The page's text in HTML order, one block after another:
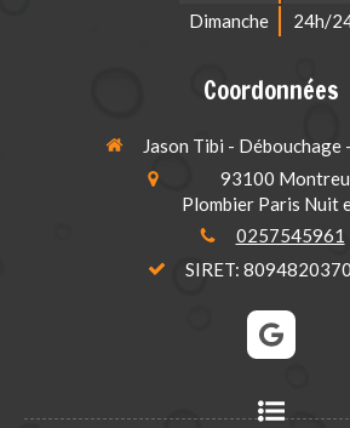
Dimanche
24h/
Coordonnées
Jason Tibi - Débouchage
93100
Plombier Paris Nuit
0257545961
SIRET: